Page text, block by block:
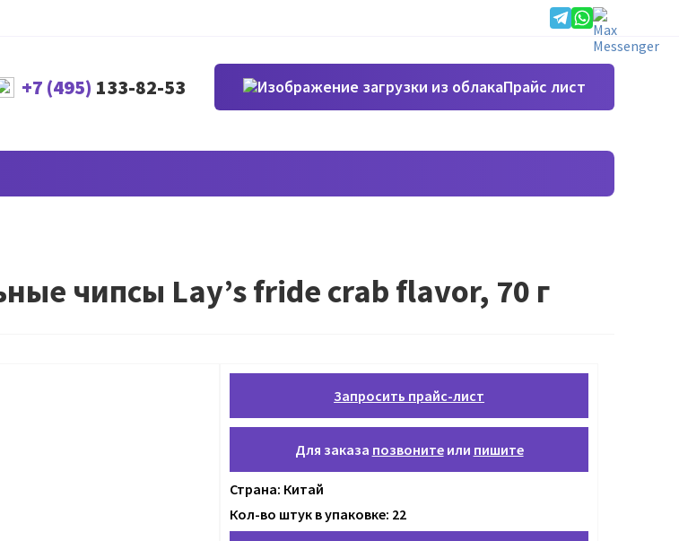
+7 (495) 133-82-53 Прайс лист
чипсы Lay’s fride crab flavor, 70 г
Запросить прайс-лист
Для заказа позвонитеили пишите
Страна: Китай
Кол-во штук в упаковке: 22